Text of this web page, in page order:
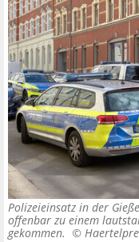
Polizeieinsatz in der
offenbar zu einem
gekommen. ©